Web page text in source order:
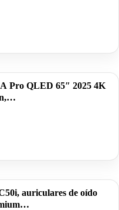
Pro QLED 65″ 2025 4K
auriculares de oído